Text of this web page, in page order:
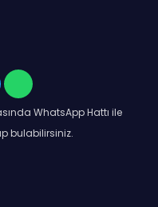
WhatsApp Hattı ile
bulabilirsiniz.